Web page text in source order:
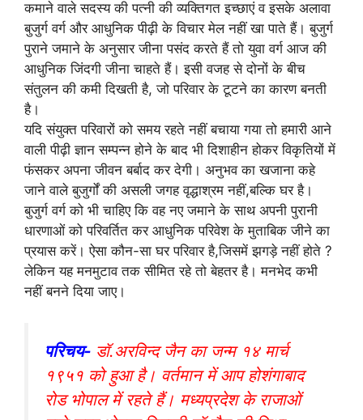
कमाने वाले सदस्य की पत्नी की व्यक्तिगत इच्छाएं व इसके अलावा
बुजुर्ग वर्ग और आधुनिक पीढ़ी के विचार मेल नहीं खा पाते हैं। बुजुर्ग
पुराने जमाने के अनुसार जीना पसंद करते हैं तो युवा वर्ग आज की
आधुनिक जिंदगी जीना चाहते हैं। इसी वजह से दोनों के बीच
संतुलन की कमी दिखती है, जो परिवार के टूटने का कारण बनती
है।
यदि संयुक्त परिवारों को समय रहते नहीं बचाया गया तो हमारी आने
वाली पीढ़ी ज्ञान सम्पन्न होने के बाद भी दिशाहीन होकर विकृतियों में
फंसकर अपना जीवन बर्बाद कर देगी। अनुभव का खजाना कहे
जाने वाले बुजुर्गों की असली जगह वृद्धाश्रम नहीं,बल्कि घर है।
बुजुर्ग वर्ग को भी चाहिए कि वह नए जमाने के साथ अपनी पुरानी
धारणाओं को परिवर्तित कर आधुनिक परिवेश के मुताबिक जीने का
प्रयास करें। ऐसा कौन-सा घर परिवार है,जिसमें झगड़े नहीं होते ?
लेकिन यह मनमुटाव तक सीमित रहे तो बेहतर है। मनभेद कभी
नहीं बनने दिया जाए।
परिचय- डॉ.अरविन्द जैन का जन्म १४ मार्च
१९५१ को हुआ है। वर्तमान में आप होशंगाबाद
रोड भोपाल में रहते हैं। मध्यप्रदेश के राजाओं